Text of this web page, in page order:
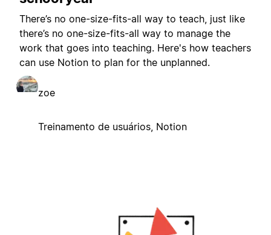
There’s no one-size-fits-all way to teach, just like
there’s no one-size-fits-all way to manage the
work that goes into teaching. Here's how teachers
can use Notion to plan for the unplanned.
zoe
Treinamento de usuários, Notion